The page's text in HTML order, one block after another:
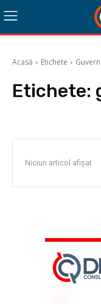
Acasă Etichete
Etichete:
Niciun articol afișat